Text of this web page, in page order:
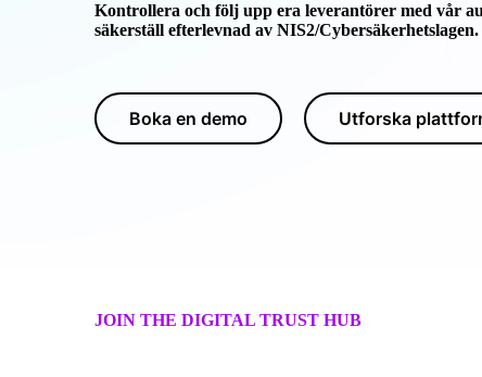
Kontrollera och följ upp era leverantörer med vår
säkerställ efterlevnad av NIS2/Cybersäkerhetslagen.
Boka en demo Utforska
JOIN THE DIGITAL TRUST HUB